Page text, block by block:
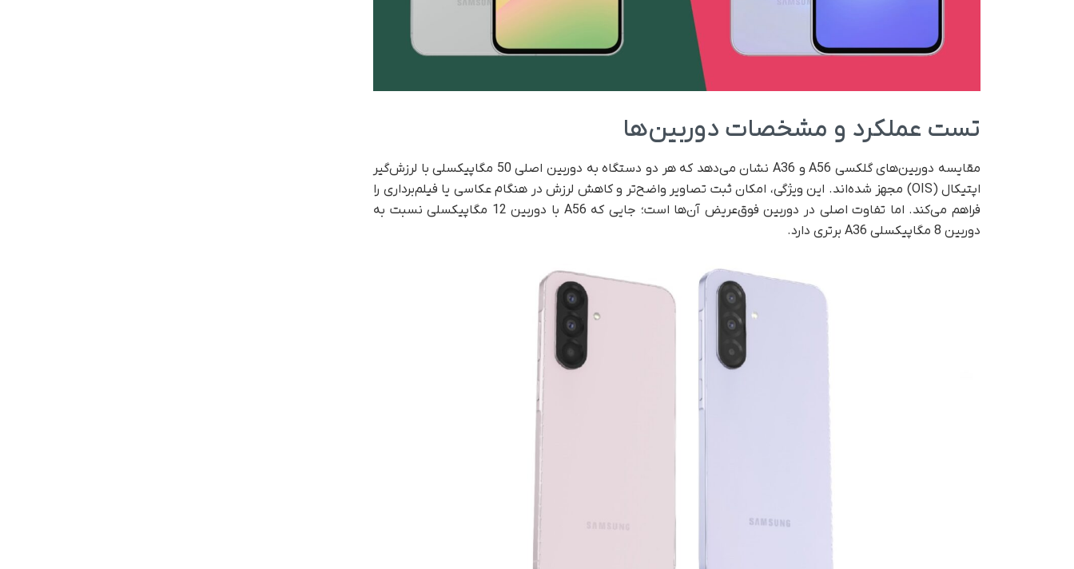
تست عملکرد و مشخصات دوربین‌ها
مقایسه دوربین‌های گلکسی A56 و A36 نشان می‌دهد که هر دو دستگاه به دوربین اصلی 50 مگاپیکسلی با لرزش‌گیر
اپتیکال (OIS) مجهز شده‌اند. این ویژگی، امکان ثبت تصاویر واضح‌تر و کاهش لرزش در هنگام عکاسی یا فیلم‌برداری را
فراهم می‌کند. اما تفاوت اصلی در دوربین فوق‌عریض آن‌ها است؛ جایی که A56 با دوربین 12 مگاپیکسلی نسبت به
دوربین 8 مگاپیکسلی A36 برتری دارد.